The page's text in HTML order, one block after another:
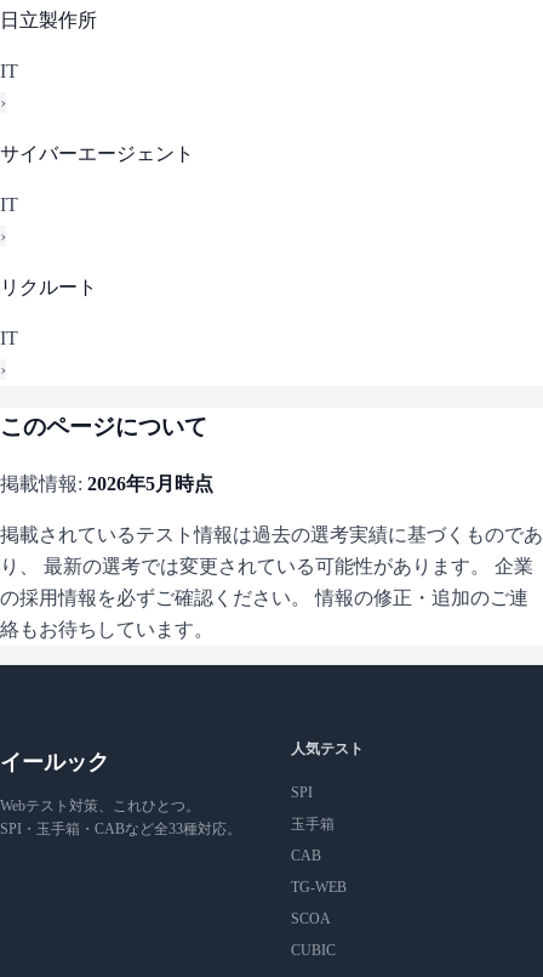
日立製作所
IT
›
サイバーエージェント
IT
›
リクルート
IT
›
このページについて
掲載情報: 2026年5月 時点
掲載されているテスト情報は過去の選考実績に基づくものであ
り、 最新の選考では変更されている可能性があります。 企業
の採用情報を必ずご確認ください。 情報の修正・追加のご連
絡もお待ちしています。
イールック
Webテスト対策、これひとつ。
SPI・玉手箱・CABなど全33種対応。
人気テスト
SPI
玉手箱
CAB
TG-WEB
SCOA
CUBIC